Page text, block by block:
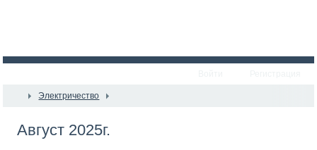
Электричество
Август 2025г.